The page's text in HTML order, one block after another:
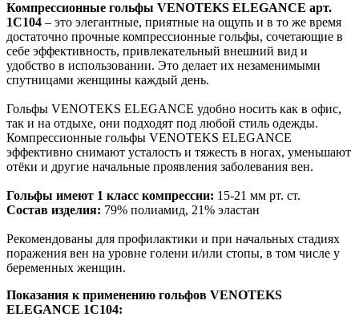
Компрессионные гольфы VENOTEKS ELEGANCE арт.
1С104 – это элегантные, приятные на ощупь и в то же время
достаточно прочные компрессионные гольфы, сочетающие в
себе эффективность, привлекательный внешний вид и
удобство в использовании. Это делает их незаменимыми
спутницами женщины каждый день.
Гольфы VENOTEKS ELEGANCE удобно носить как в офис,
так и на отдыхе, они подходят под любой стиль одежды.
Компрессионные гольфы VENOTEKS ELEGANCE
эффективно снимают усталость и тяжесть в ногах, уменьшают
отёки и другие начальные проявления заболевания вен.
Гольфы имеют 1 класс компрессии: 15-21 мм рт. ст.
Состав изделия: 79% полиамид, 21% эластан
Рекомендованы для профилактики и при начальных стадиях
поражения вен на уровне голени и/или стопы, в том числе у
беременных женщин.
Показания к применению гольфов VENOTEKS
ELEGANCE 1С104: